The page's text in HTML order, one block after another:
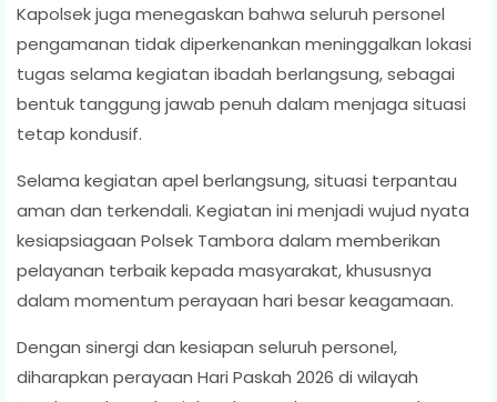
Kapolsek juga menegaskan bahwa seluruh personel
pengamanan tidak diperkenankan meninggalkan lokasi
tugas selama kegiatan ibadah berlangsung, sebagai
bentuk tanggung jawab penuh dalam menjaga situasi
tetap kondusif.
Selama kegiatan apel berlangsung, situasi terpantau
aman dan terkendali. Kegiatan ini menjadi wujud nyata
kesiapsiagaan Polsek Tambora dalam memberikan
pelayanan terbaik kepada masyarakat, khususnya
dalam momentum perayaan hari besar keagamaan.
Dengan sinergi dan kesiapan seluruh personel,
diharapkan perayaan Hari Paskah 2026 di wilayah